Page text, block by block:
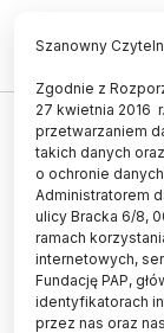
UCZELNIE I
punktacji
pewnych
uczelnie
Szanowny
Zgodnie z
27 kwietnia 2016
przetwarzaniem
takich danych
o ochronie
Administratorem
ulicy Bracka 6/8,
ramach
internetowych,
Fundację PAP,
identyfikatorach
przez nas oraz